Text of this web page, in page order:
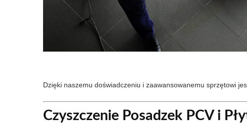
Dzięki naszemu doświadczeniu i zaawansowanemu sprzętowi
Czyszczenie Posadzek PCV i